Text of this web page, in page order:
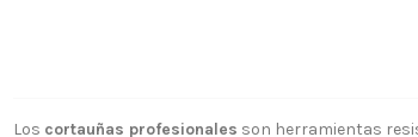
Los cortauñas profesionales son herramientas